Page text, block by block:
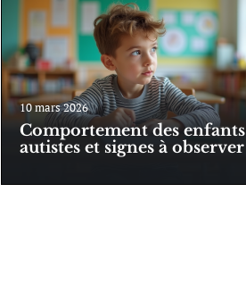
10 mars 2026
Comportement des enfants
autistes et signes à observer